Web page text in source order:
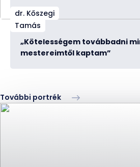
dr. Kőszegi
Tamás
„Kötelességem továbbadni
mestereimtől kaptam”
További portrék